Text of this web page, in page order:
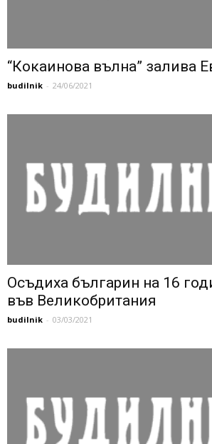
“Кокаинова вълна” залива
budilnik - 24/06/2021
Осъдиха българин на 16
във Великобритания
budilnik - 03/03/2021